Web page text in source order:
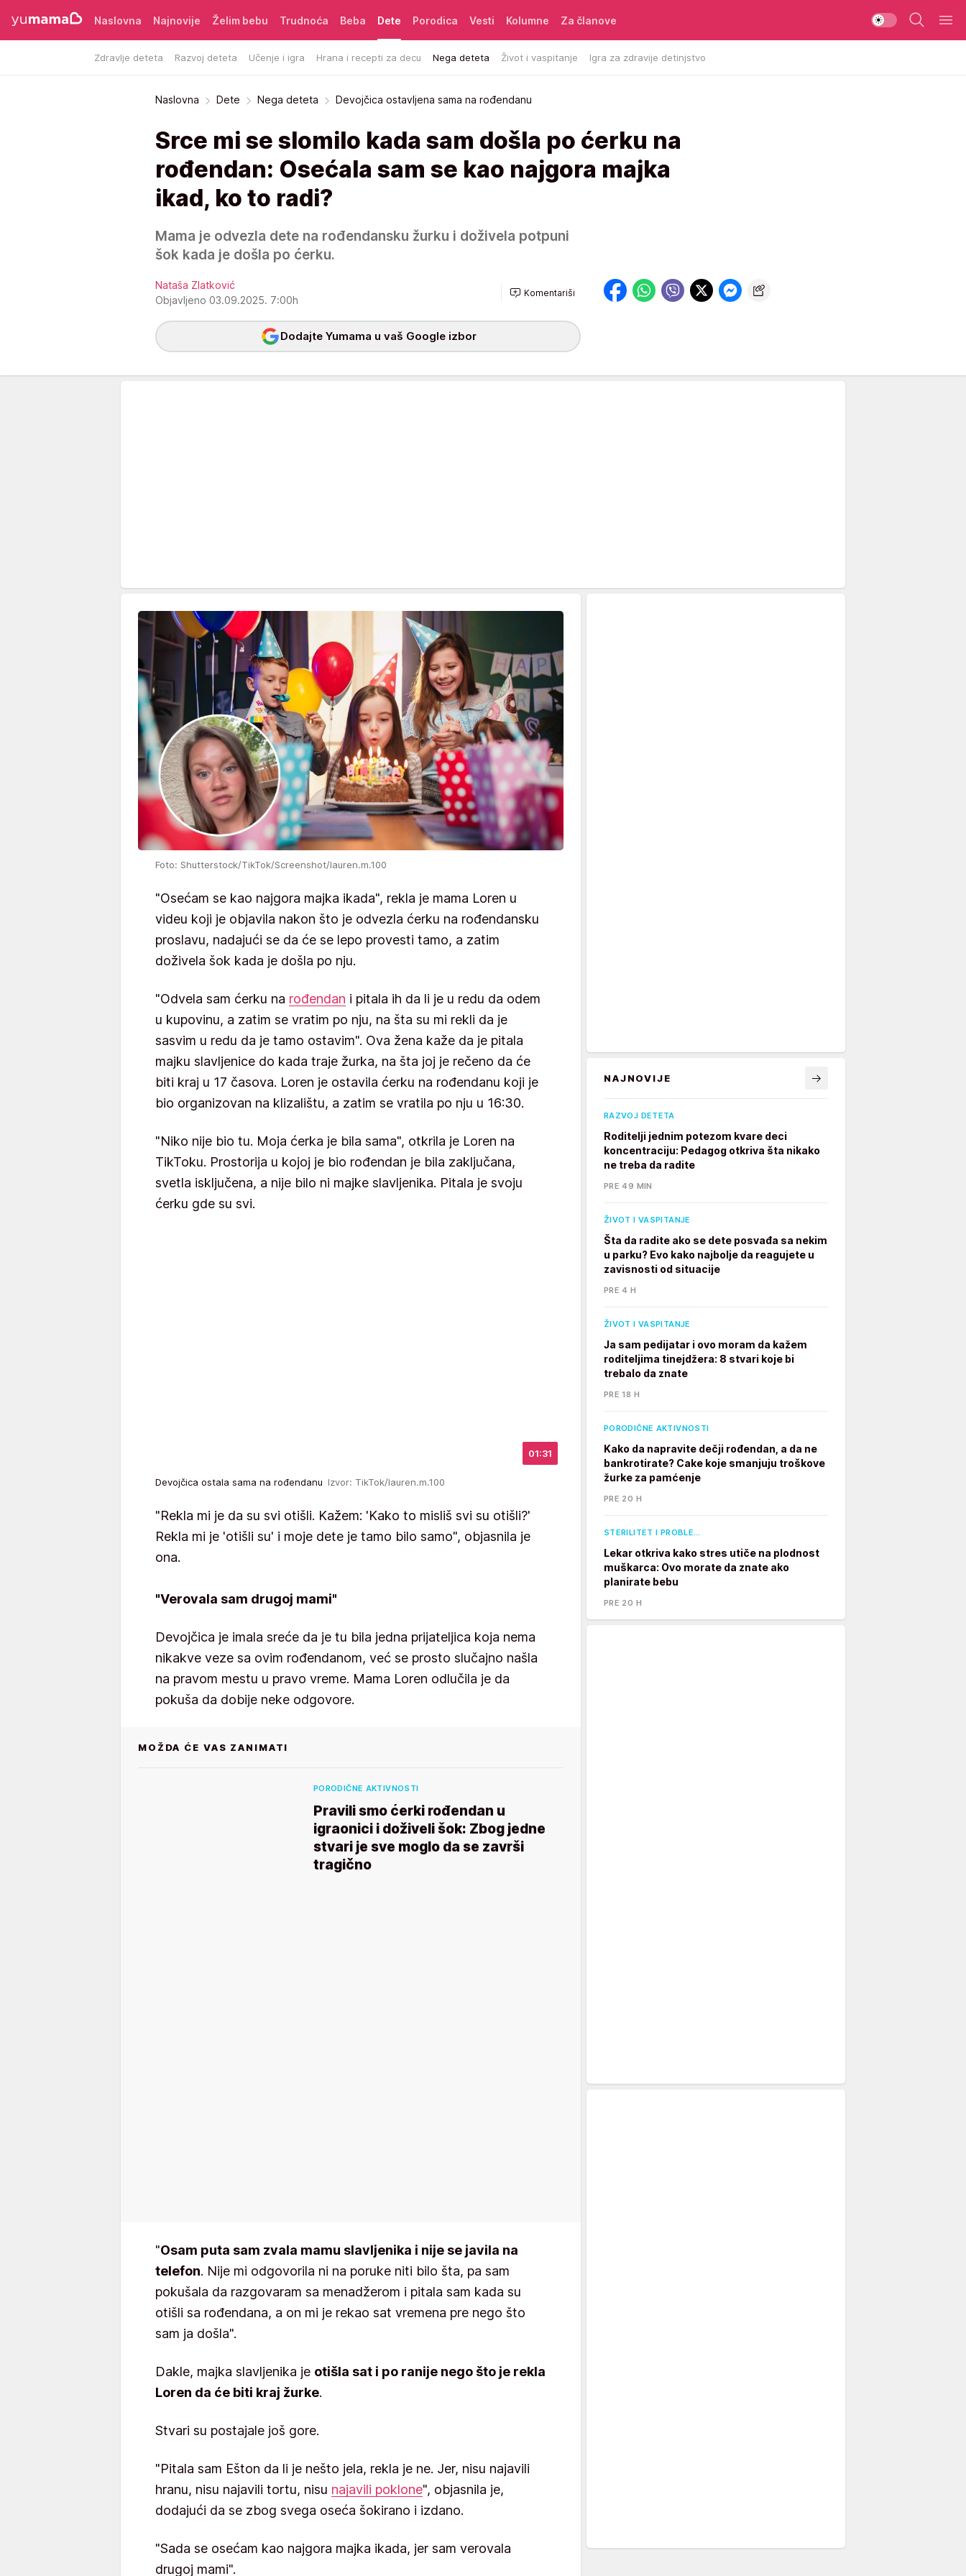
Naslovna Najnovije Želim bebu Trudnoća Beba Dete
Zdravlje deteta Razvoj deteta Učenje i igra Hrana i recepti za decu Nega deteta Život i vaspitanje Igra za zdravije detinjstvo
Porodica Vesti Kolumne Za članove
Naslovna Dete Nega deteta Devojčica ostavljena sama na rođendanu
Srce mi se slomilo kada sam došla po ćerku na
rođendan: Osećala sam se kao najgora majka
ikad, ko to radi?
Mama je odvezla dete na rođendansku žurku i doživela potpuni
šok kada je došla po ćerku.
Nataša Zlatković
Objavljeno 03.09.2025. 7:00h
Komentariši
Dodajte Yumama u vaš Google izbor
Foto: Shutterstock/TikTok/Screenshot/lauren.m.100
"Osećam se kao najgora majka ikada", rekla je mama Loren u
videu koji je objavila nakon što je odvezla ćerku na rođendansku
proslavu, nadajući se da će se lepo provesti tamo, a zatim
doživela šok kada je došla po nju.
"Odvela sam ćerku na rođendan i pitala ih da li je u redu da odem
u kupovinu, a zatim se vratim po nju, na šta su mi rekli da je
sasvim u redu da je tamo ostavim". Ova žena kaže da je pitala
majku slavljenice do kada traje žurka, na šta joj je rečeno da će
biti kraj u 17 časova. Loren je ostavila ćerku na rođendanu koji je
bio organizovan na klizalištu, a zatim se vratila po nju u 16:30.
"Niko nije bio tu. Moja ćerka je bila sama", otkrila je Loren na
TikToku. Prostorija u kojoj je bio rođendan je bila zaključana,
svetla isključena, a nije bilo ni majke slavljenika. Pitala je svoju
ćerku gde su svi.
01:31
Devojčica ostala sama na rođendanu Izvor: TikTok/lauren.m.100
"Rekla mi je da su svi otišli. Kažem: 'Kako to misliš svi su otišli?'
Rekla mi je 'otišli su' i moje dete je tamo bilo samo", objasnila je
ona.
"Verovala sam drugoj mami"
Devojčica je imala sreće da je tu bila jedna prijateljica koja nema
nikakve veze sa ovim rođendanom, već se prosto slučajno našla
na pravom mestu u pravo vreme. Mama Loren odlučila je da
pokuša da dobije neke odgovore.
MOŽDA ĆE VAS ZANIMATI
PORODIČNE AKTIVNOSTI
Pravili smo ćerki rođendan u
igraonici i doživeli šok: Zbog jedne
stvari je sve moglo da se završi
tragično
"Osam puta sam zvala mamu slavljenika i nije se javila na
telefon. Nije mi odgovorila ni na poruke niti bilo šta, pa sam
pokušala da razgovaram sa menadžerom i pitala sam kada su
otišli sa rođendana, a on mi je rekao sat vremena pre nego što
sam ja došla".
Dakle, majka slavljenika je otišla sat i po ranije nego što je rekla
Loren da će biti kraj žurke.
Stvari su postajale još gore.
"Pitala sam Ešton da li je nešto jela, rekla je ne. Jer, nisu najavili
hranu, nisu najavili tortu, nisu najavili poklone", objasnila je,
dodajući da se zbog svega oseća šokirano i izdano.
"Sada se osećam kao najgora majka ikada, jer sam verovala
drugoj mami".
NAJNOVIJE
RAZVOJ DETETA
Roditelji jednim potezom kvare deci
koncentraciju: Pedagog otkriva šta nikako
ne treba da radite
PRE 49 MIN
ŽIVOT I VASPITANJE
Šta da radite ako se dete posvađa sa nekim
u parku? Evo kako najbolje da reagujete u
zavisnosti od situacije
PRE 4 H
ŽIVOT I VASPITANJE
Ja sam pedijatar i ovo moram da kažem
roditeljima tinejdžera: 8 stvari koje bi
trebalo da znate
PRE 18 H
PORODIČNE AKTIVNOSTI
Kako da napravite dečji rođendan, a da ne
bankrotirate? Cake koje smanjuju troškove
žurke za pamćenje
PRE 20 H
STERILITET I PROBLE…
Lekar otkriva kako stres utiče na plodnost
muškarca: Ovo morate da znate ako
planirate bebu
PRE 20 H